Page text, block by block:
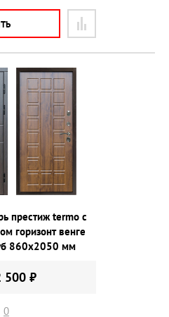
престиж termo с
горизонт венге
860х2050 мм
500 ₽
0